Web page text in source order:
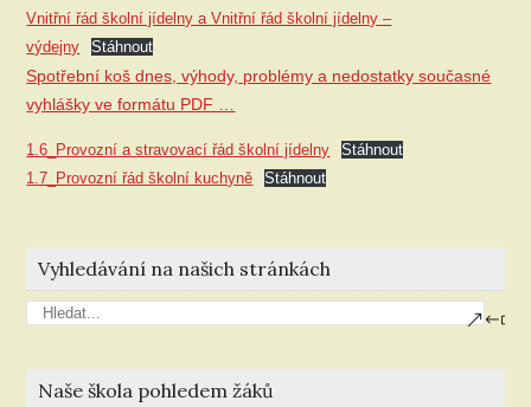
Vnitřní řád školní jídelny a Vnitřní řád školní jídelny –
výdejny
Stáhnout
Spotřební koš dnes, výhody, problémy a nedostatky současné
vyhlášky ve formátu PDF …
1.6_Provozní a stravovací řád školní jídelny
Stáhnout
1.7_Provozní řád školní kuchyně
Stáhnout
Vyhledávání na našich stránkách
Naše škola pohledem žáků